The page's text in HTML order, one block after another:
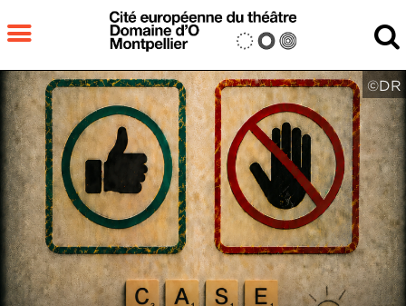
Aller au contenu principal
RECHERCHER Fermer
©DR